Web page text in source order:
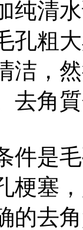
纯清
孔粗
洁，
角質
件是
梗塞
的去